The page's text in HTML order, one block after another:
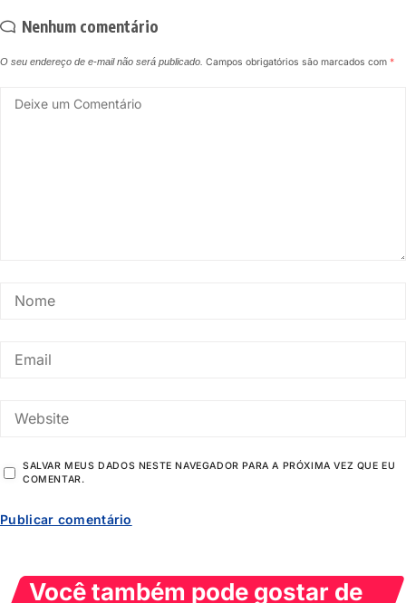
Nenhum comentário
O seu endereço de e-mail não será publicado. Campos obrigatórios são marcados com *
SALVAR MEUS DADOS NESTE NAVEGADOR PARA A PRÓXIMA VEZ QUE EU
COMENTAR.
Você também pode gostar de